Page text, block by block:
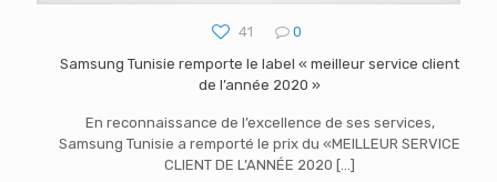
41
0
Samsung Tunisie remporte le label « meilleur service client
de l’année 2020 »
En reconnaissance de l’excellence de ses services,
Samsung Tunisie a remporté le prix du «MEILLEUR SERVICE
CLIENT DE L’ANNÉE 2020 […]